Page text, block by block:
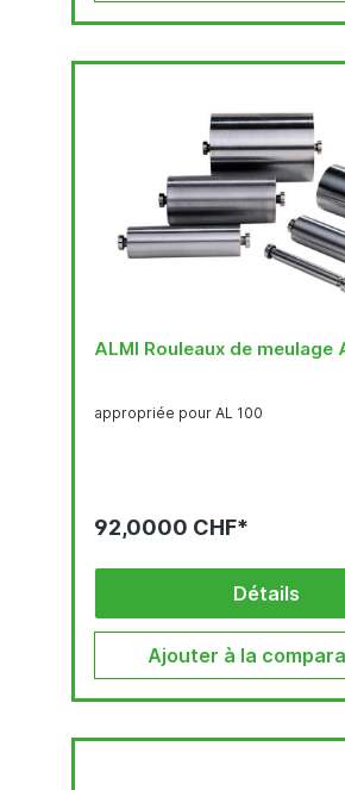
ALMI Rouleaux de meulage
appropriée pour AL 100
92,0000 CHF*
Détails
Ajouter à la